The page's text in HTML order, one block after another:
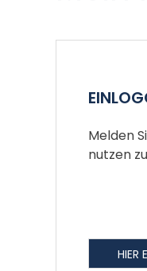
Melden
nutzen
HIER